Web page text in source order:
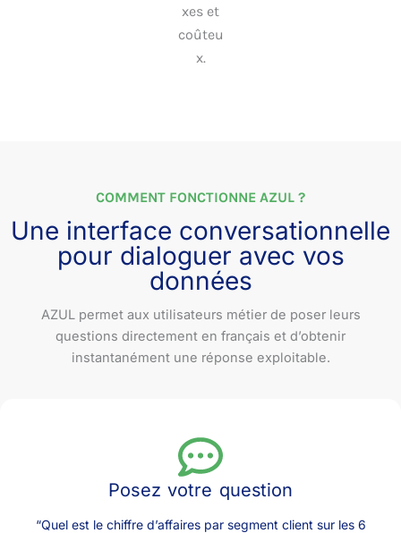
xes et
coûteu
x.
COMMENT FONCTIONNE AZUL ?
Une interface conversationnelle
pour dialoguer avec vos
données
AZUL permet aux utilisateurs métier de poser leurs
questions directement en français et d’obtenir
instantanément une réponse exploitable.
Posez votre question
“Quel est le chiffre d’affaires par segment client sur les 6